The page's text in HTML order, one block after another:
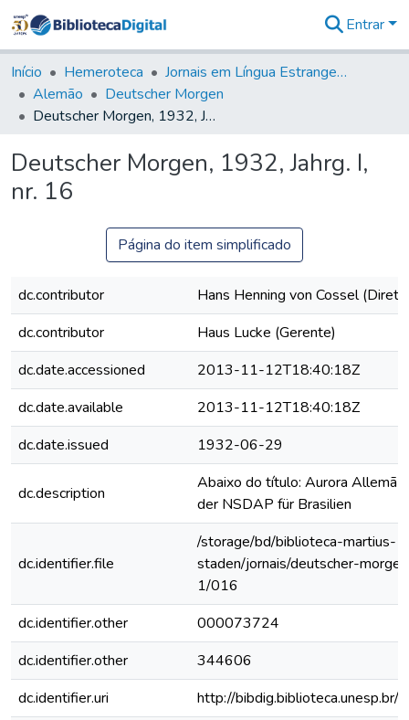
&
Coleções
Tudo na
Biblioteca
Estatísticas
Entrar
Início Hemeroteca
Jornais em Língua Estrangeira
Alemão
Deutscher Morgen
Deutscher Morgen, 1932, Jahrg. I, nr. 16
Deutscher Morgen, 1932, Jahrg. I,
nr. 16
Página do item simplificado
dc.contributor
Hans Henning von Cossel
dc.contributor
Haus Lucke (Gerente)
dc.date.accessioned
2013-11-12T18:40:18Z
dc.date.available
2013-11-12T18:40:18Z
dc.date.issued
1932-06-29
dc.description
Abaixo do título: Aurora Allemã
der NSDAP für Brasilien
dc.identifier.file
/storage/bd/biblioteca-martius-
staden/jornais/deutscher-
1/016
dc.identifier.other
000073724
dc.identifier.other
344606
dc.identifier.uri
http://